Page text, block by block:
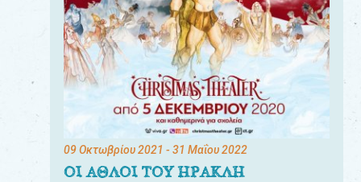
09 Οκτωβρίου 2021 - 31 Μαΐου 2022
ΟΙ ΑΘΛΟΙ ΤΟΥ ΗΡΑΚΛΗ